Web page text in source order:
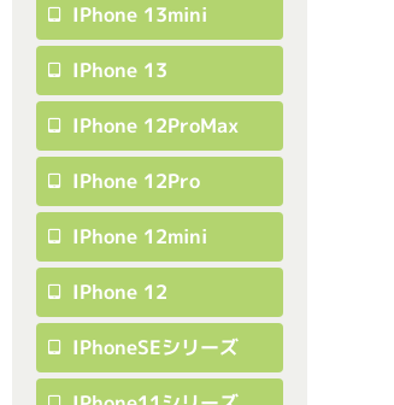
IPhone 13mini
IPhone 13
IPhone 12ProMax
IPhone 12Pro
IPhone 12mini
IPhone 12
IPhoneSEシリーズ